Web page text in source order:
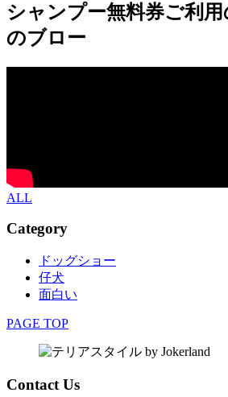
シャンプー無料券ご利
のブロー
ALL
Category
ドッグショー
仔犬
面白い
PAGE TOP
Contact Us